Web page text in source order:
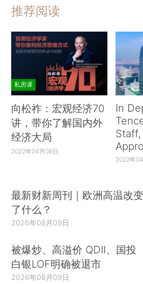
推荐阅读
私房课
向松祚：宏观经济70
讲，带你了解国内外
经济大局
2022年04月06日
In
Staff,
2022年
最新财新周刊｜欧洲高温改变
了什么？
2026年08月09日
被爆炒、高溢价 QDII、国投
白银LOF明确被退市
2026年08月09日